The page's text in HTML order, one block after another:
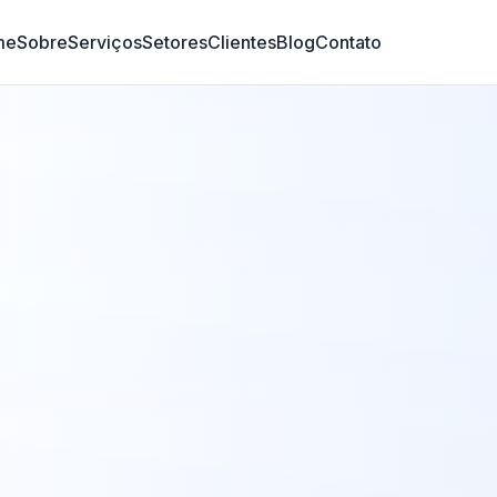
SobreServiçosSetoresClientesBlogContato